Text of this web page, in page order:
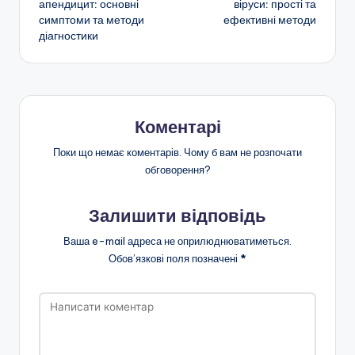
запису
апендицит: основні
симптоми та методи
діагностики
віруси: прості та
ефективні методи
Коментарі
Поки що немає коментарів. Чому б вам не розпочати
обговорення?
Залишити відповідь
Ваша e-mail адреса не оприлюднюватиметься.
Обов’язкові поля позначені *